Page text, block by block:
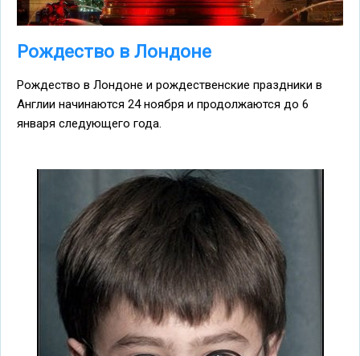
Рождество в Лондоне
Рождество в Лондоне и рождественские праздники в
Англии начинаются 24 ноября и продолжаются до 6
января следующего года.